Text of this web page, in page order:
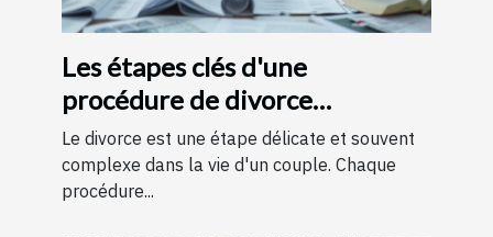
Les étapes clés d'une
procédure de divorce
expliquées simplement
Le divorce est une étape délicate et souvent
complexe dans la vie d'un couple. Chaque
procédure...